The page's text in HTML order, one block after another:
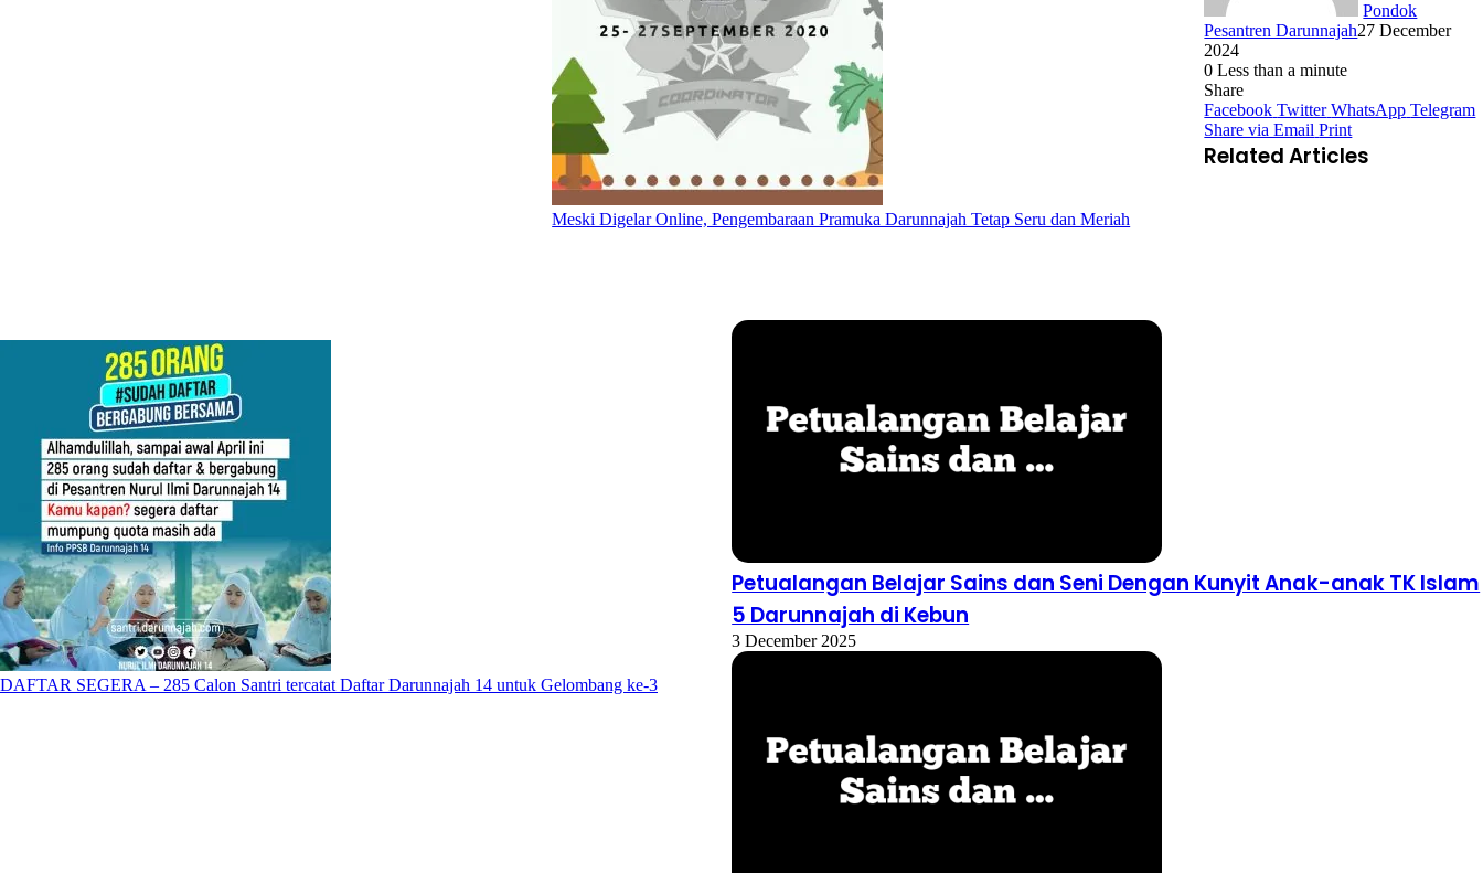
Meski Digelar Online, Pengembaraan Pramuka Darunnajah Tetap Seru dan Meriah
DAFTAR SEGERA – 285 Calon Santri tercatat Daftar Darunnajah 14 untuk Gelombang ke-3
Pondok
Pesantren Darunnajah27 December
2024
0Less than a minute
Share
Facebook Twitter WhatsApp Telegram
Share via Email Print
Related Articles
Petualangan Belajar Sains dan Seni Dengan Kunyit Anak-anak TK Islam
5 Darunnajah di Kebun
3 December 2025